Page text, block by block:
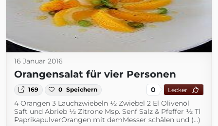
16 Januar 2016
Orangensalat für vier Personen
169 0 Speichern 0 Lecker
4 Orangen 3 Lauchzwiebeln ½ Zwiebel 2 El Olivenöl
Saft und Abrieb ½ Zitrone Msp. Senf Salz & Pfeffer ½ Tl
PaprikapulverOrangen mit demMesser schälen und (...)